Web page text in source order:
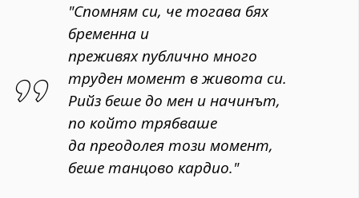
"Спомням си, че тогава бях
бременна и
преживях публично много
труден момент в живота си.
Рийз беше до мен и начинът,
по който трябваше
да преодолея този момент,
беше танцово кардио."